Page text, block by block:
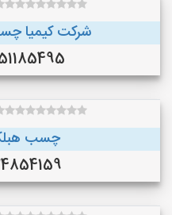
شرکت کیمیا
09151185495
چسب
09124854159